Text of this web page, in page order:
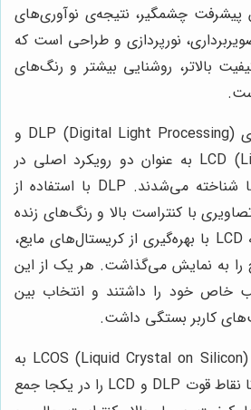
پیشرفت چشمگیر، نتیجه‌ی نوآوری‌های
نورپردازی و طراحی است که
بالاتر، روشنایی بیشتر و رنگ‌های
در ابتدای راه، فناوری‌های DLP (Digital Light Processing) و
LCD (Liquid Crystal Display) به عنوان دو رویکرد اصلی در
ساخت ویدئو پروژکتورها شناخته می‌شدند. DLP با استفاده از
با کنتراست بالا و رنگ‌های زنده
ارائه می‌داد، در حالی که LCD با بهره‌گیری از کریستال‌های مایع،
به نمایش می‌گذاشت. هر یک از این
خاص خود را داشتند و انتخاب بین
کاربر بستگی داشت.
با گذشت زمان، فناوری LCOS (Liquid Crystal on Silicon) به
میدان آمد و تلاش کرد تا نقاط قوت DLP و LCD را در یکجا جمع